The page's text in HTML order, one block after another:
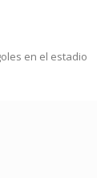
en el estadio